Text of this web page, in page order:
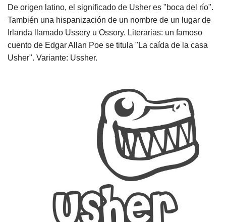
Niños
Padres
De origen latino, el significado de Usher es "boca del río".
También una hispanización de un nombre de un lugar de
Irlanda llamado Ussery u Ossory. Literarias: un famoso
cuento de Edgar Allan Poe se titula "La caída de la casa
Usher". Variante: Ussher.